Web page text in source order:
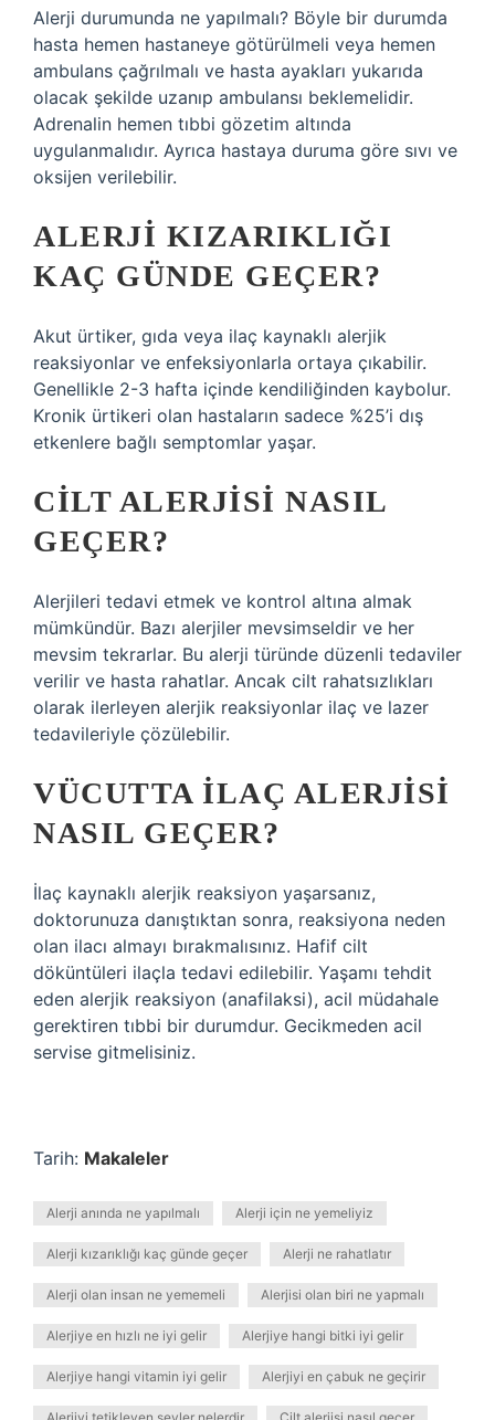
Alerji durumunda ne yapılmalı? Böyle bir durumda
hasta hemen hastaneye götürülmeli veya hemen
ambulans çağrılmalı ve hasta ayakları yukarıda
olacak şekilde uzanıp ambulansı beklemelidir.
Adrenalin hemen tıbbi gözetim altında
uygulanmalıdır. Ayrıca hastaya duruma göre sıvı ve
oksijen verilebilir.
ALERJI KIZARIKLIĞI
KAÇ GÜNDE GEÇER?
Akut ürtiker, gıda veya ilaç kaynaklı alerjik
reaksiyonlar ve enfeksiyonlarla ortaya çıkabilir.
Genellikle 2-3 hafta içinde kendiliğinden kaybolur.
Kronik ürtikeri olan hastaların sadece %25’i dış
etkenlere bağlı semptomlar yaşar.
CILT ALERJISI NASIL
GEÇER?
Alerjileri tedavi etmek ve kontrol altına almak
mümkündür. Bazı alerjiler mevsimseldir ve her
mevsim tekrarlar. Bu alerji türünde düzenli tedaviler
verilir ve hasta rahatlar. Ancak cilt rahatsızlıkları
olarak ilerleyen alerjik reaksiyonlar ilaç ve lazer
tedavileriyle çözülebilir.
VÜCUTTA ILAÇ ALERJISI
NASIL GEÇER?
İlaç kaynaklı alerjik reaksiyon yaşarsanız,
doktorunuza danıştıktan sonra, reaksiyona neden
olan ilacı almayı bırakmalısınız. Hafif cilt
döküntüleri ilaçla tedavi edilebilir. Yaşamı tehdit
eden alerjik reaksiyon (anafilaksi), acil müdahale
gerektiren tıbbi bir durumdur. Gecikmeden acil
servise gitmelisiniz.
Tarih: Makaleler
Alerji anında ne yapılmalı Alerji için ne yemeliyiz
Alerji kızarıklığı kaç günde geçer Alerji ne rahatlatır
Alerji olan insan ne yememeli Alerjisi olan biri ne yapmalı
Alerjiye en hızlı ne iyi gelir Alerjiye hangi bitki iyi gelir
Alerjiye hangi vitamin iyi gelir Alerjiyi en çabuk ne geçirir